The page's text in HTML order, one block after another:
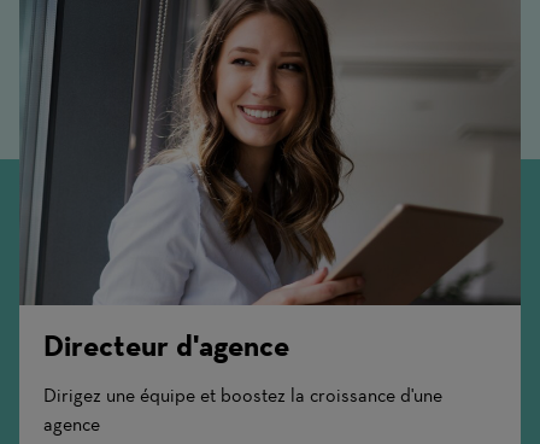
Directeur d'agence
Dirigez une équipe et boostez la croissance d'une
agence